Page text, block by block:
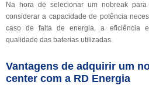
Na hora de selecionar um nobreak
considerar a capacidade de potência
caso de falta de energia, a eficiência
qualidade das baterias utilizadas.
Vantagens de adquirir um
center com a RD Energia